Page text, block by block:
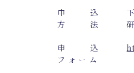
申 込
方 法
申 込
フ ォ ー ム